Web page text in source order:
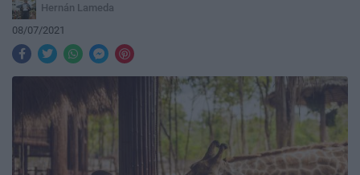
Hernán Lameda
08/07/2021